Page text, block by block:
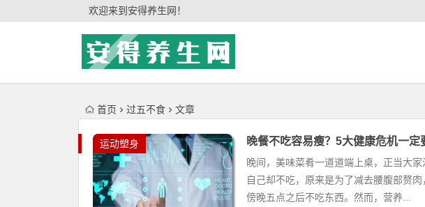
欢迎来到安得养生网！
首页 过五不食 文章
运动塑身 晚餐不吃容易瘦？5大健康危机一定
晚间，美味菜肴一道道端上桌，正当大
自己却不吃，原来是为了减去腰腹部赘
傍晚五点之后不吃东西。然而，营养...